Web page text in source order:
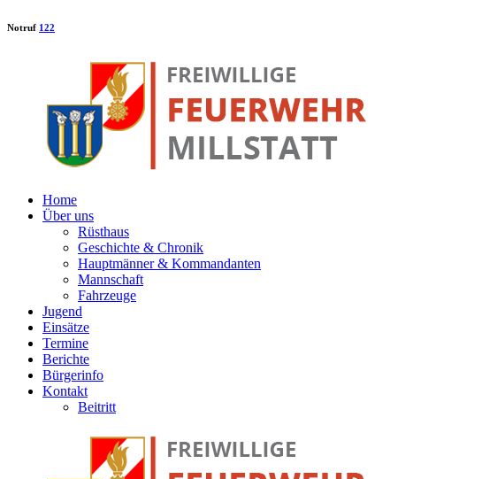
Notruf 122
Home
Über uns
Rüsthaus
Geschichte & Chronik
Hauptmänner & Kommandanten
Mannschaft
Fahrzeuge
Jugend
Einsätze
Termine
Berichte
Bürgerinfo
Kontakt
Beitritt